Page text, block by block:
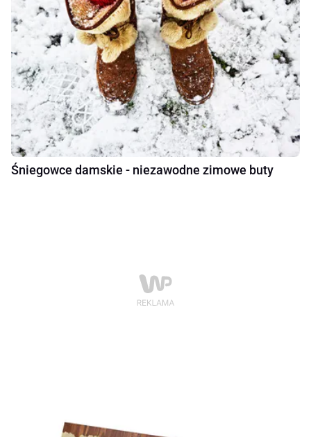
Śniegowce damskie - niezawodne zimowe buty